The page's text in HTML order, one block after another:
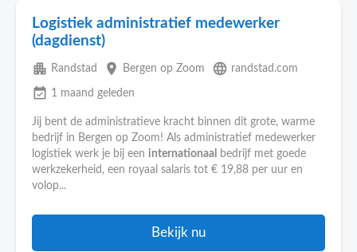
Logistiek administratief medewerker
(dagdienst)
apartment Randstad place Bergen op Zoom language randstad.com
event_available 1 maand geleden
Jij bent de administratieve kracht binnen dit grote, warme
bedrijf in Bergen op Zoom! Als administratief medewerker
logistiek werk je bij een internationaal
bedrijf met goede
werkzekerheid, een royaal salaris tot € 19,88 per uur en
volop...
Bekijk nu